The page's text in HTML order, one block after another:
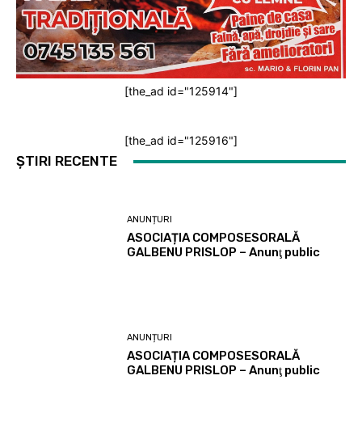
[the_ad id="125914"]
[the_ad id="125916"]
ȘTIRI RECENTE
ANUNȚURI
ASOCIAȚIA COMPOSESORALĂ
GALBENU PRISLOP – Anunţ public
ANUNȚURI
ASOCIAȚIA COMPOSESORALĂ
GALBENU PRISLOP – Anunţ public